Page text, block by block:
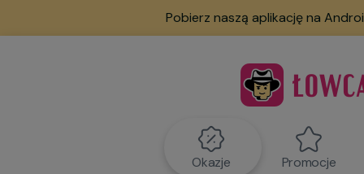
Pobierz naszą aplikację na
Okazje Promocje